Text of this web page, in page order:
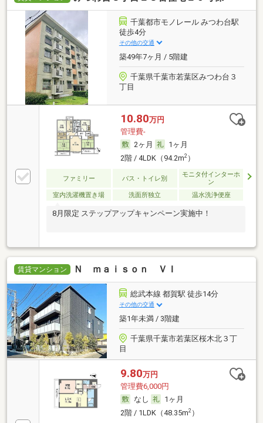
千葉都市モノレール みつわ台駅
徒歩4分
その他の交通
築49年7ヶ月 / 5階建
千葉県千葉市若葉区みつわ台３
丁目
10.80万円
管理費-
2ヶ月
1ヶ月
2階 / 4LDK（94.2m2）
ファミリー バス・トイレ別
モニタ付インターホ
ン
室内洗濯機置き場
洗面所独立 温水洗浄便座
8月限定 ステップアップキャンペーン実施中！
賃貸マンション Ｎ ｍａｉｓｏｎ ＶＩ
総武本線 都賀駅 徒歩14分
その他の交通
築1年未満 / 3階建
千葉県千葉市若葉区桜木北３丁
目
9.80万円
管理費6,000円
なし
1ヶ月
2階 / 1LDK（48.35m2）